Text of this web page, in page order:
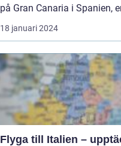
på Gran Canaria i Spanien,
18 januari 2024
Flyga till Italien –